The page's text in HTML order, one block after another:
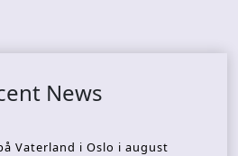
News
Vaterland i Oslo i august